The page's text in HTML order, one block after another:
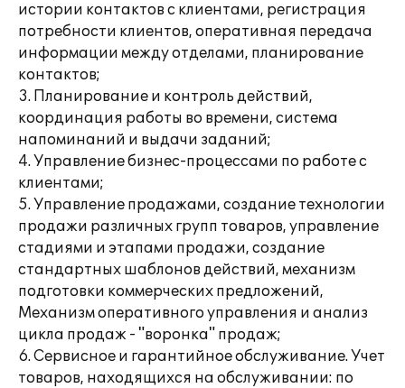
истории контактов с клиентами, регистрация
потребности клиентов, оперативная передача
информации между отделами, планирование
контактов;
3. Планирование и контроль действий,
координация работы во времени, система
напоминаний и выдачи заданий;
4. Управление бизнес-процессами по работе с
клиентами;
5. Управление продажами, создание технологии
продажи различных групп товаров, управление
стадиями и этапами продажи, создание
стандартных шаблонов действий, механизм
подготовки коммерческих предложений,
Механизм оперативного управления и анализ
цикла продаж - "воронка" продаж;
6. Сервисное и гарантийное обслуживание. Учет
товаров, находящихся на обслуживании: по